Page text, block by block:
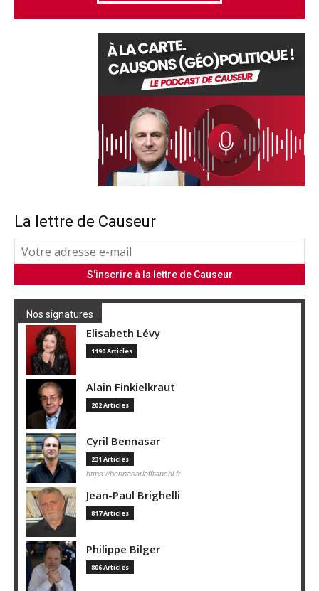
La lettre de Causeur
Nos signatures
Elisabeth Lévy
1190 Articles
Alain Finkielkraut
202 Articles
Cyril Bennasar
231 Articles
https://bennasarlaffranchi.fr
Jean-Paul Brighelli
817 Articles
Philippe Bilger
806 Articles